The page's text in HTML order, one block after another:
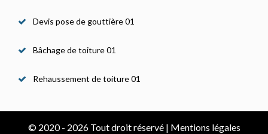
Devis pose de gouttière 01
Bâchage de toiture 01
Rehaussement de toiture 01
© 2020 - 2026 Tout droit réservé | Mentions légales